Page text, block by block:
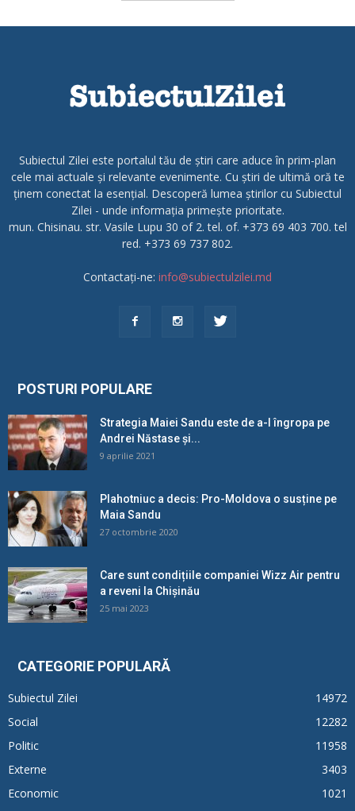
Subiectul Zilei este portalul tău de știri care aduce în prim-plan
cele mai actuale și relevante evenimente. Cu știri de ultimă oră te
ținem conectat la esențial. Descoperă lumea știrilor cu Subiectul
Zilei - unde informația primește prioritate.
mun. Chisinau. str. Vasile Lupu 30 of 2. tel. of. +373 69 403 700. tel
red. +373 69 737 802.
Contactați-ne: info@subiectulzilei.md
POSTURI POPULARE
Strategia Maiei Sandu este de a-l îngropa pe
Andrei Năstase și...
9 aprilie 2021
Plahotniuc a decis: Pro-Moldova o susține pe
Maia Sandu
27 octombrie 2020
Care sunt condițiile companiei Wizz Air pentru
a reveni la Chișinău
25 mai 2023
CATEGORIE POPULARĂ
Subiectul Zilei
14972
Social
12282
Politic
11958
Externe
3403
Economic
1021